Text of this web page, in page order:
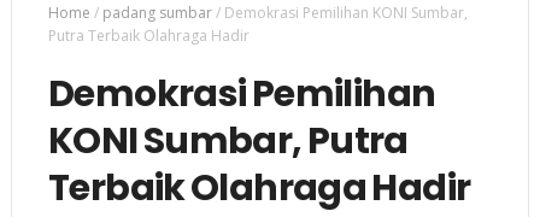
Home / padang sumbar/ Demokrasi Pemilihan KONI Sumbar,
Putra Terbaik Olahraga Hadir
Demokrasi Pemilihan
KONI Sumbar, Putra
Terbaik Olahraga Hadir